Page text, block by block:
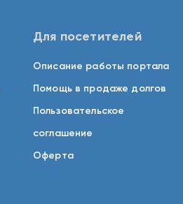
Для посетителей
Описание работы портала
Помощь в продаже долгов
Пользовательское
соглашение
Оферта